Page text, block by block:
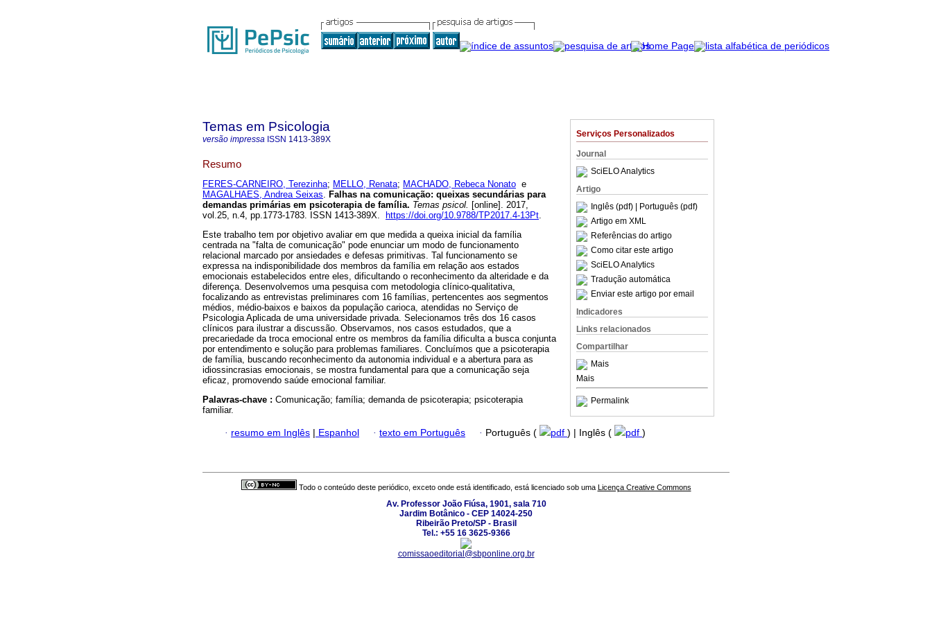
Serviços Personalizados
Journal
SciELO Analytics
Artigo
Inglês (pdf)
| Português (pdf)
Artigo em XML
Referências do artigo
Como citar este artigo
SciELO Analytics
Tradução automática
Enviar este artigo por email
Indicadores
Links relacionados
Compartilhar
Mais
Mais
Permalink
Temas em Psicologia
versão impressa ISSN 1413-389X
Resumo
FERES-CARNEIRO, Terezinha; MELLO, Renata; MACHADO, Rebeca Nonato e
MAGALHAES, Andrea Seixas. Falhas na comunicação: queixas secundárias para
demandas primárias em psicoterapia de família. Temas psicol. [online]. 2017,
vol.25, n.4, pp.1773-1783. ISSN 1413-389X.
https://doi.org/10.9788/TP2017.4-13Pt.
Este trabalho tem por objetivo avaliar em que medida a queixa inicial da família
centrada na "falta de comunicação" pode enunciar um modo de funcionamento
relacional marcado por ansiedades e defesas primitivas. Tal funcionamento se
expressa na indisponibilidade dos membros da família em relação aos estados
emocionais estabelecidos entre eles, dificultando o reconhecimento da alteridade e da
diferença. Desenvolvemos uma pesquisa com metodologia clínico-qualitativa,
focalizando as entrevistas preliminares com 16 famílias, pertencentes aos segmentos
médios, médio-baixos e baixos da população carioca, atendidas no Serviço de
Psicologia Aplicada de uma universidade privada. Selecionamos três dos 16 casos
clínicos para ilustrar a discussão. Observamos, nos casos estudados, que a
precariedade da troca emocional entre os membros da família dificulta a busca conjunta
por entendimento e solução para problemas familiares. Concluímos que a psicoterapia
de família, buscando reconhecimento da autonomia individual e a abertura para as
idiossincrasias emocionais, se mostra fundamental para que a comunicação seja
eficaz, promovendo saúde emocional familiar.
Palavras-chave : Comunicação; família; demanda de psicoterapia; psicoterapia
familiar.
· resumo em Inglês | Espanhol · texto em Português · Português ( pdf ) | Inglês ( pdf )
Todo o conteúdo deste periódico, exceto onde está identificado, está licenciado sob uma Licença Creative Commons
Av. Professor João Fiúsa, 1901, sala 710
Jardim Botânico - CEP 14024-250
Ribeirão Preto/SP - Brasil
Tel.: +55 16 3625-9366
comissaoeditorial@sbponline.org.br